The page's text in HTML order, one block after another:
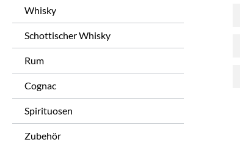
Whisky
Schottischer Whisky
Rum
Cognac
Spirituosen
Zubehör